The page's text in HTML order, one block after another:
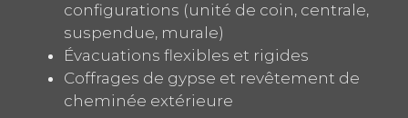
configurations (unité de coin, centrale,
suspendue, murale)
Évacuations flexibles et rigides
Coffrages de gypse et revêtement de
cheminée extérieure